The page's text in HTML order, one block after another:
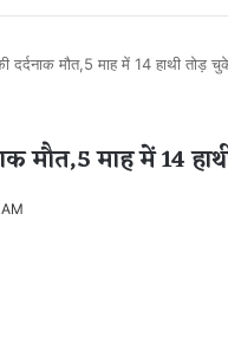
मौत,5 माह में 14 हाथी तोड़
मौत,5 माह में 14